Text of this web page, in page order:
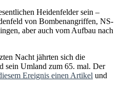
Heidenfelder sein –
von Bombenangriffen, NS-
aber auch vom Aufbau nach
Nacht jährten sich die
sein Umland zum 65. mal. Der
Ereignis einen Artikel und